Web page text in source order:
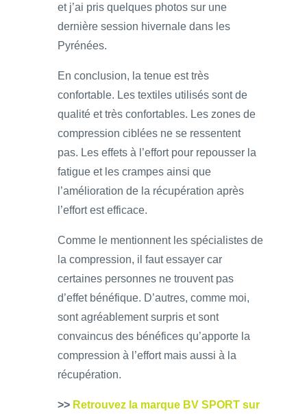
et j’ai pris quelques photos sur une
dernière session hivernale dans les
Pyrénées.
En conclusion, la tenue est très
confortable. Les textiles utilisés sont de
qualité et très confortables. Les zones de
compression ciblées ne se ressentent
pas. Les effets à l’effort pour repousser la
fatigue et les crampes ainsi que
l’amélioration de la récupération après
l’effort est efficace.
Comme le mentionnent les spécialistes de
la compression, il faut essayer car
certaines personnes ne trouvent pas
d’effet bénéfique. D’autres, comme moi,
sont agréablement surpris et sont
convaincus des bénéfices qu’apporte la
compression à l’effort mais aussi à la
récupération.
>> Retrouvez la marque BV SPORT sur